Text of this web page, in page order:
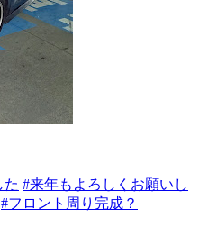
た #来年もよろしくお願いし
#フロント周り完成？